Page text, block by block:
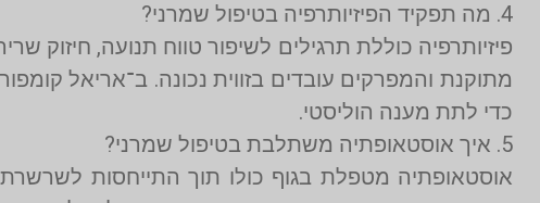
4. מה תפקיד הפיזיותרפיה בטיפול שמרני?
פיזיותרפיה כוללת תרגילים לשיפור טווח תנועה, חיזוק
מתוקנת והמפרקים עובדים בזווית נכונה. ב־אריאל
כדי לתת מענה הוליסטי.
5. איך אוסטאופתיה משתלבת בטיפול שמרני?
אוסטאופתיה מטפלת בגוף כולו תוך התייחסות